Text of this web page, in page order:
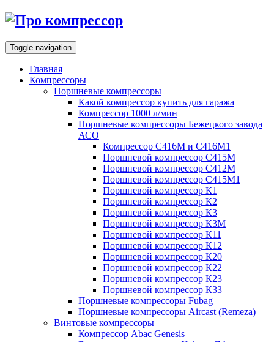
Toggle navigation
Главная
Компрессоры
Поршневые компрессоры
Какой компрессор купить для гаража
Компрессор 1000 л/мин
Поршневые компрессоры Бежецкого завода
АСО
Компрессор С416М и С416М1
Поршневой компрессор С415М
Поршневой компрессор С412М
Поршневой компрессор С415М1
Поршневой компрессор К1
Поршневой компрессор К2
Поршневой компрессор К3
Поршневой компрессор К3М
Поршневой компрессор К11
Поршневой компрессор К12
Поршневой компрессор К20
Поршневой компрессор К22
Поршневой компрессор К23
Поршневой компрессор К33
Поршневые компрессоры Fubag
Поршневые компрессоры Aircast (Remeza)
Винтовые компрессоры
Компрессор Abac Genesis